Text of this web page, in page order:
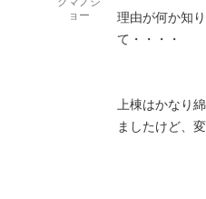
ョー
理由が何か知
て・・・・
上棟はかなり
ましたけど、